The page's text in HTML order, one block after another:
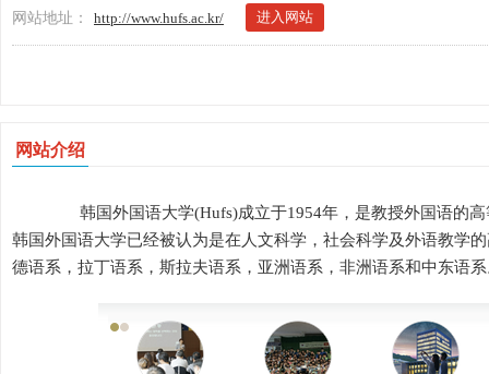
网站地址： http://www.hufs.ac.kr/ 进入网站
网站介绍
韩国外国语大学(Hufs)成立于1954年，是教授外国语的高
韩国外国语大学已经被认为是在人文科学，社会科学及外语教学
德语系，拉丁语系，斯拉夫语系，亚洲语系，非洲语系和中东语